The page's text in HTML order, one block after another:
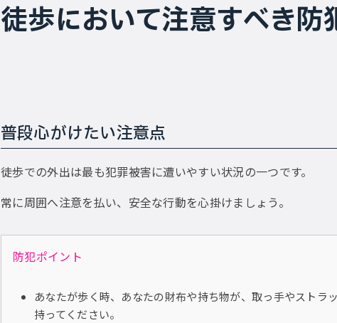
徒歩において注意すべき防
普段心がけたい注意点
徒歩での外出は最も犯罪被害に遭いやすい状況の一つです。
常に周囲へ注意を払い、安全な行動を心掛けましょう。
防犯ポイント
あなたが歩く時、あなたの財布や持ち物が、取っ手やスト
持ってください。